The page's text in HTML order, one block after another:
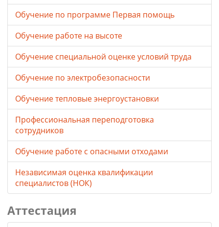
Обучение по программе Первая помощь
Обучение работе на высоте
Обучение специальной оценке условий труда
Обучение по электробезопасности
Обучение тепловые энергоустановки
Профессиональная переподготовка
сотрудников
Обучение работе с опасными отходами
Независимая оценка квалификации
специалистов (НОК)
Аттестация